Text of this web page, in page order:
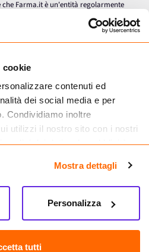
cookie
contenuti ed
dei social media e per
Condividiamo inoltre
utilizzi il nostro sito con i nostri
dei dati web, pubblicità e
loro o che hanno raccolto dal
Mostra dettagli
tutti
Personalizza
Farma.it è un'entità regolarmente
a effettuare la vendita online di
NA-884088
128, 80147 Napoli